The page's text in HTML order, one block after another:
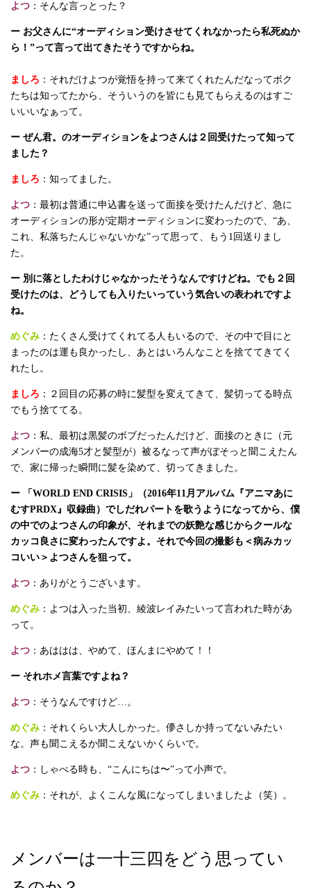
よつ ：そんな言っとった？
ー お父さんに“オーディション受けさせてくれなかったら私死ぬか
ら！”って言って出てきたそうですからね。
ましろ ：それだけよつが覚悟を持って来てくれたんだなってボク
たちは知ってたから、そういうのを皆にも見てもらえるのはすご
いいいなぁって。
ー ぜん君。のオーディションをよつさんは２回受けたって知って
ました？
ましろ ：知ってました。
よつ ：最初は普通に申込書を送って面接を受けたんだけど、急に
オーディションの形が定期オーディションに変わったので、“あ、
これ、私落ちたんじゃないかな”って思って、もう1回送りまし
た。
ー 別に落としたわけじゃなかったそうなんですけどね。でも２回
受けたのは、どうしても入りたいっていう気合いの表われですよ
ね。
めぐみ ：たくさん受けてくれてる人もいるので、その中で目にと
まったのは運も良かったし、あとはいろんなことを捨ててきてく
れたし。
ましろ ：２回目の応募の時に髪型を変えてきて、髪切ってる時点
でもう捨ててる。
よつ ：私、最初は黒髪のボブだったんだけど、面接のときに（元
メンバーの成海5才と髪型が）被るなって声がぼそっと聞こえたん
で、家に帰った瞬間に髪を染めて、切ってきました。
ー 「WORLD END CRISIS」（2016年11月アルバム『アニマあに
むすPRDX』収録曲）でしだれパートを歌うようになってから、僕
の中でのよつさんの印象が、それまでの妖艶な感じからクールな
カッコ良さに変わったんですよ。それで今回の撮影も＜病みカッ
コいい＞よつさんを狙って。
よつ ：ありがとうございます。
めぐみ ：よつは入った当初、綾波レイみたいって言われた時があ
って。
よつ ：あははは、やめて、ほんまにやめて！！
ー それホメ言葉ですよね？
よつ ：そうなんですけど…。
めぐみ ：それくらい大人しかった。儚さしか持ってないみたい
な。声も聞こえるか聞こえないかくらいで。
よつ ：しゃべる時も、“こんにちは〜”って小声で。
めぐみ ：それが、よくこんな風になってしまいましたよ（笑）。
メンバーは一十三四をどう思ってい